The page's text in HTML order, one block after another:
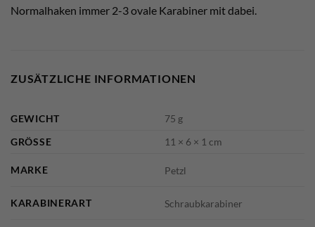
Normalhaken immer 2-3 ovale Karabiner mit dabei.
ZUSÄTZLICHE INFORMATIONEN
GEWICHT
75 g
GRÖSSE
11 × 6 × 1 cm
MARKE Petzl
KARABINERART Schraubkarabiner